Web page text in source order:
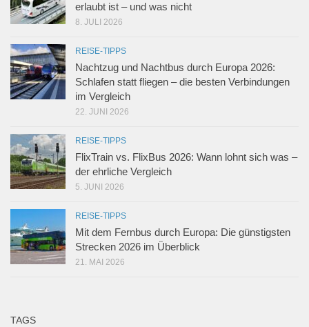
erlaubt ist – und was nicht
8. JULI 2026
REISE-TIPPS
Nachtzug und Nachtbus durch Europa 2026:
Schlafen statt fliegen – die besten Verbindungen
im Vergleich
22. JUNI 2026
REISE-TIPPS
FlixTrain vs. FlixBus 2026: Wann lohnt sich was –
der ehrliche Vergleich
5. JUNI 2026
REISE-TIPPS
Mit dem Fernbus durch Europa: Die günstigsten
Strecken 2026 im Überblick
21. MAI 2026
TAGS